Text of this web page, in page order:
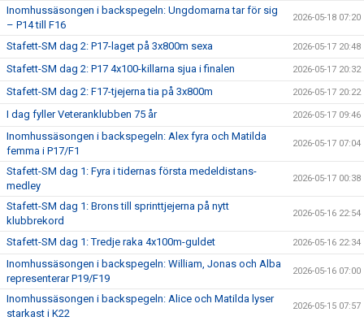
Inomhussäsongen i backspegeln: Ungdomarna tar för sig
– P14 till F16
2026-05-18 07:20
Stafett-SM dag 2: P17-laget på 3x800m sexa 2026-05-17 20:48
Stafett-SM dag 2: P17 4x100-killarna sjua i finalen 2026-05-17 20:32
Stafett-SM dag 2: F17-tjejerna tia på 3x800m 2026-05-17 20:22
I dag fyller Veteranklubben 75 år 2026-05-17 09:46
Inomhussäsongen i backspegeln: Alex fyra och Matilda
femma i P17/F1
2026-05-17 07:04
Stafett-SM dag 1: Fyra i tidernas första medeldistans-
medley
2026-05-17 00:38
Stafett-SM dag 1: Brons till sprinttjejerna på nytt
klubbrekord
2026-05-16 22:54
Stafett-SM dag 1: Tredje raka 4x100m-guldet 2026-05-16 22:34
Inomhussäsongen i backspegeln: William, Jonas och Alba
representerar P19/F19
2026-05-16 07:00
Inomhussäsongen i backspegeln: Alice och Matilda lyser
starkast i K22
2026-05-15 07:57